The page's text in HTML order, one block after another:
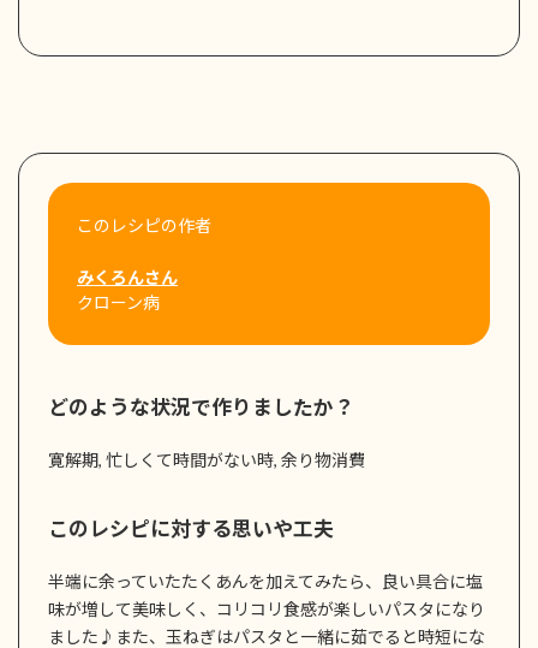
このレシピの作者
みくろんさん
クローン病
どのような状況で作りましたか？
寛解期, 忙しくて時間がない時, 余り物消費
このレシピに対する思いや工夫
半端に余っていたたくあんを加えてみたら、良い具合に塩
味が増して美味しく、コリコリ食感が楽しいパスタになり
ました♪また、玉ねぎはパスタと一緒に茹でると時短にな